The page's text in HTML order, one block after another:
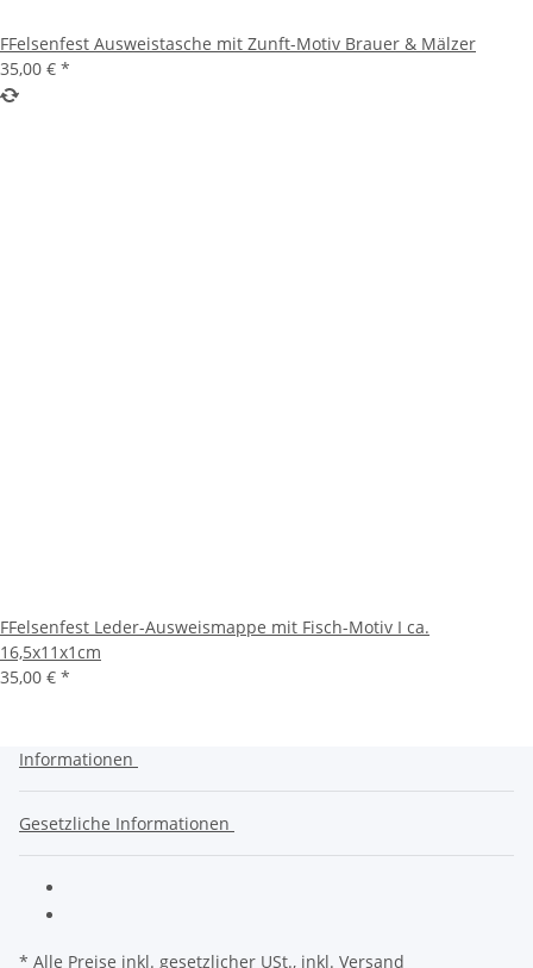
FFelsenfest Ausweistasche mit Zunft-Motiv Brauer & Mälzer
35,00 € *
FFelsenfest Leder-Ausweismappe mit Fisch-Motiv I ca.
16,5x11x1cm
35,00 € *
Informationen
Gesetzliche Informationen
* Alle Preise inkl. gesetzlicher USt., inkl. Versand